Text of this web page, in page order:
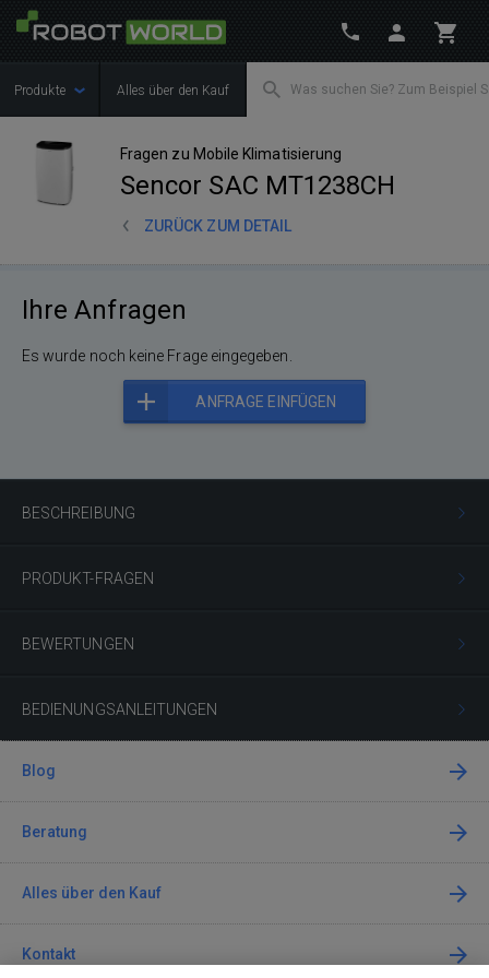
Produkte Alles über den Kauf
Fragen zu Mobile Klimatisierung
Sencor SAC MT1238CH
ZURÜCK ZUM DETAIL
BESCHREIBUNG
PRODUKT-FRAGEN
BEWERTUNGEN
BEDIENUNGSANLEITUNGEN
Ihre Anfragen
Es wurde noch keine Frage eingegeben.
ANFRAGE EINFÜGEN
Blog
Beratung
Alles über den Kauf
Kontakt